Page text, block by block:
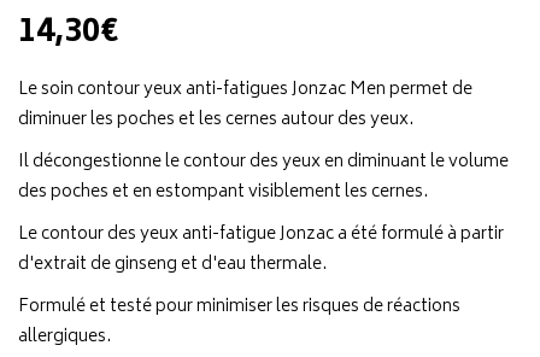
14,30€
Le soin contour yeux anti-fatigues Jonzac Men permet de
diminuer les poches et les cernes autour des yeux.
Il décongestionne le contour des yeux en diminuant le volume
des poches et en estompant visiblement les cernes.
Le contour des yeux anti-fatigue Jonzac a été formulé à partir
d'extrait de ginseng et d'eau thermale.
Formulé et testé pour minimiser les risques de réactions
allergiques.